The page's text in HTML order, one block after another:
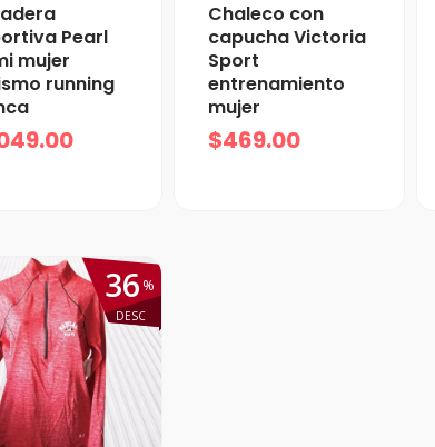
Pearl
mujer
running
Chaleco con
capucha Victoria
Sport
entrenamiento
mujer
$469.00
%
DESC
36